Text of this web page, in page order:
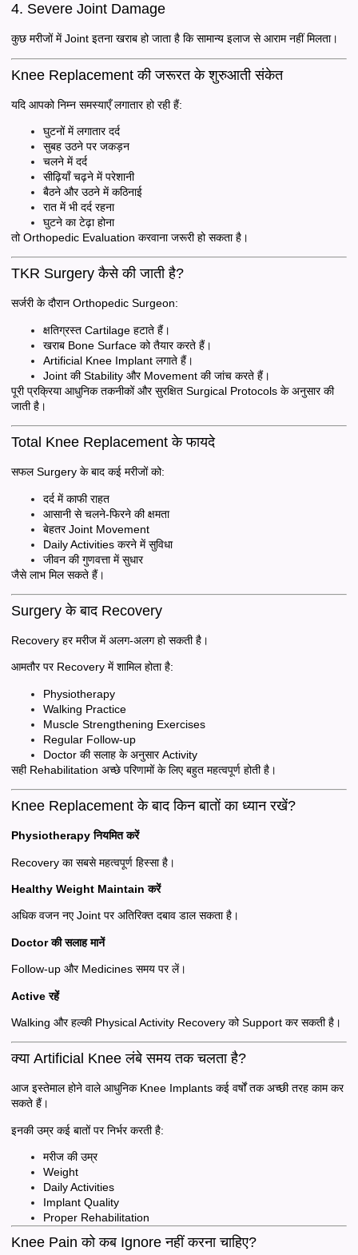
4. Severe Joint Damage
कुछ मरीजों में Joint इतना खराब हो जाता है कि सामान्य इलाज से आराम नहीं मिलता।
Knee Replacement की जरूरत के शुरुआती संकेत
यदि आपको निम्न समस्याएँ लगातार हो रही हैं:
घुटनों में लगातार दर्द
सुबह उठने पर जकड़न
चलने में दर्द
सीढ़ियाँ चढ़ने में परेशानी
बैठने और उठने में कठिनाई
रात में भी दर्द रहना
घुटने का टेढ़ा होना
तो Orthopedic Evaluation करवाना जरूरी हो सकता है।
TKR Surgery कैसे की जाती है?
सर्जरी के दौरान Orthopedic Surgeon:
क्षतिग्रस्त Cartilage हटाते हैं।
खराब Bone Surface को तैयार करते हैं।
Artificial Knee Implant लगाते हैं।
Joint की Stability और Movement की जांच करते हैं।
पूरी प्रक्रिया आधुनिक तकनीकों और सुरक्षित Surgical Protocols के अनुसार की
जाती है।
Total Knee Replacement के फायदे
सफल Surgery के बाद कई मरीजों को:
दर्द में काफी राहत
आसानी से चलने-फिरने की क्षमता
बेहतर Joint Movement
Daily Activities करने में सुविधा
जीवन की गुणवत्ता में सुधार
जैसे लाभ मिल सकते हैं।
Surgery के बाद Recovery
Recovery हर मरीज में अलग-अलग हो सकती है।
आमतौर पर Recovery में शामिल होता है:
Physiotherapy
Walking Practice
Muscle Strengthening Exercises
Regular Follow-up
Doctor की सलाह के अनुसार Activity
सही Rehabilitation अच्छे परिणामों के लिए बहुत महत्वपूर्ण होती है।
Knee Replacement के बाद किन बातों का ध्यान रखें?
Physiotherapy नियमित करें
Recovery का सबसे महत्वपूर्ण हिस्सा है।
Healthy Weight Maintain करें
अधिक वजन नए Joint पर अतिरिक्त दबाव डाल सकता है।
Doctor की सलाह मानें
Follow-up और Medicines समय पर लें।
Active रहें
Walking और हल्की Physical Activity Recovery को Support कर सकती है।
क्या Artificial Knee लंबे समय तक चलता है?
आज इस्तेमाल होने वाले आधुनिक Knee Implants कई वर्षों तक अच्छी तरह काम कर
सकते हैं।
इनकी उम्र कई बातों पर निर्भर करती है:
मरीज की उम्र
Weight
Daily Activities
Implant Quality
Proper Rehabilitation
Knee Pain को कब Ignore नहीं करना चाहिए?